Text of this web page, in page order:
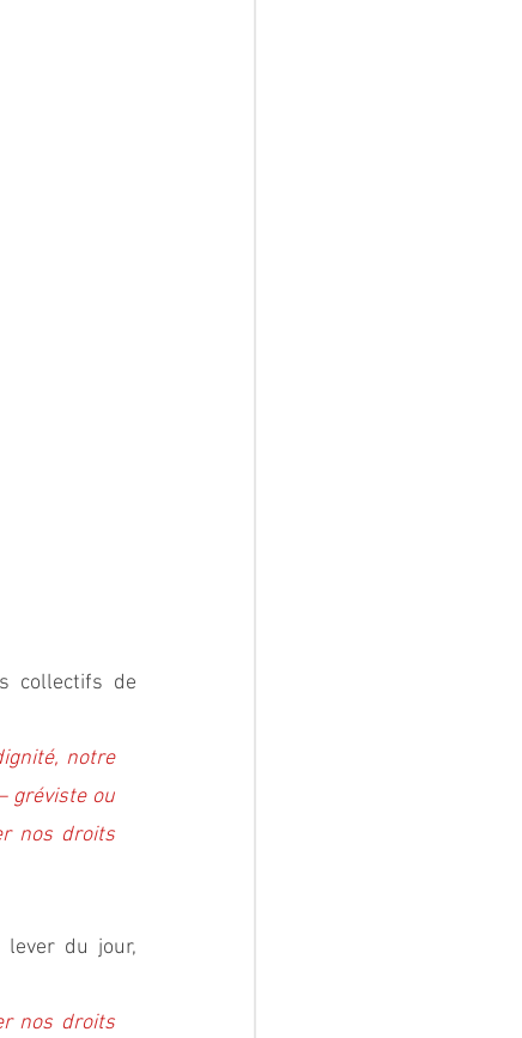
collectifs de
notre
gréviste ou
nos droits
lever du jour,
nos droits